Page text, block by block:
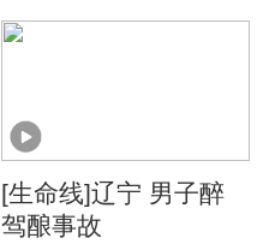
[生命线]辽宁 男子醉
驾酿事故